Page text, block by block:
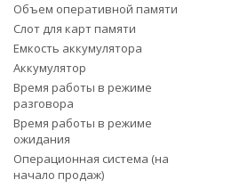
Объем оперативной памяти
Слот для карт памяти
Емкость аккумулятора
Аккумулятор
Время работы в режиме
разговора
Время работы в режиме
ожидания
Операционная система (на
начало продаж)